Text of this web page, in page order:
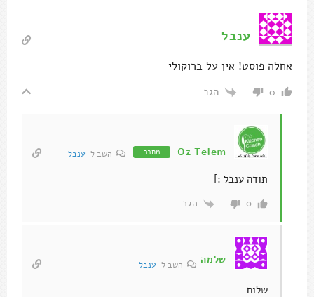
ענבל
אחלה פוסט! אין על ברוקולי
0 הגב
Oz Telem מחבר השב ל ענבל
תודה ענבל :]
0 הגב
שלמה השב ל ענבל
שלום